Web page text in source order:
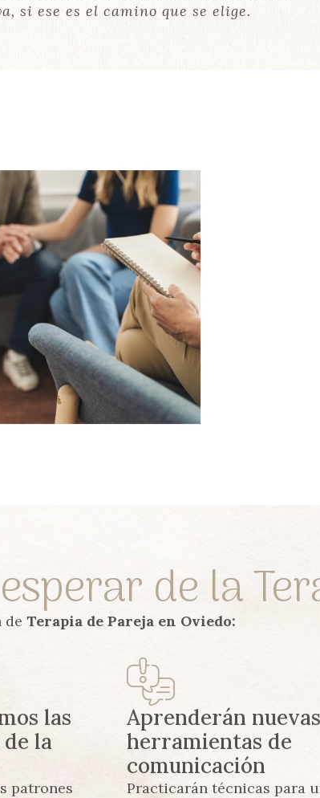
si ese es el camino que se elige.
de la
de Terapia de Pareja en Oviedo:
las
la
patrones
Aprenderán nuevas
herramientas de
comunicación
Practicarán técnicas para